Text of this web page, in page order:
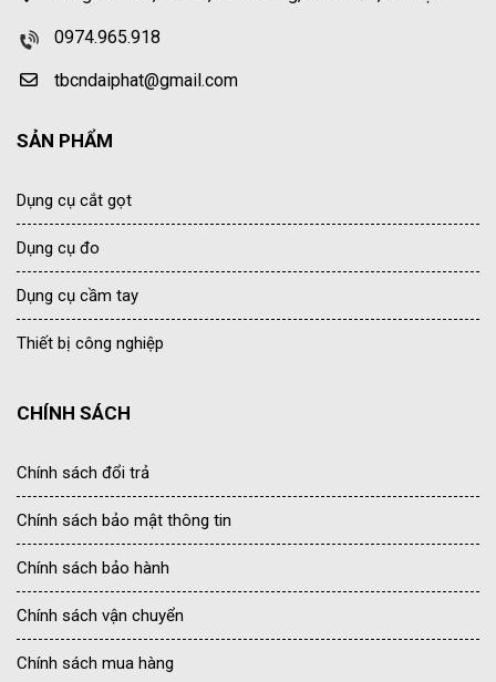
0974.965.918
tbcndaiphat@gmail.com
SẢN PHẨM
Dụng cụ cắt gọt
Dụng cụ đo
Dụng cụ cầm tay
Thiết bị công nghiệp
CHÍNH SÁCH
Chính sách đổi trả
Chính sách bảo mật thông tin
Chính sách bảo hành
Chính sách vận chuyển
Chính sách mua hàng